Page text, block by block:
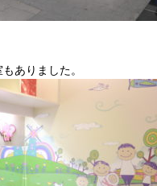
ありました。